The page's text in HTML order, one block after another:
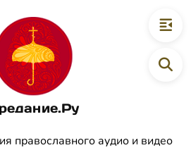
православного аудио и видео